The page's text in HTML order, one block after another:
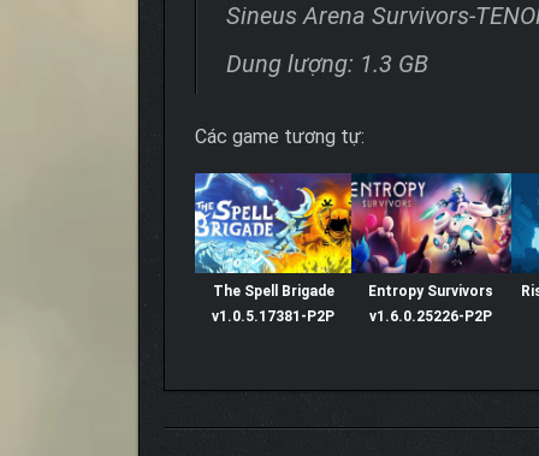
Sineus Arena Survivors-
Dung lượng: 1.3 GB
Các game tương tự:
The Spell Brigade
v1.0.5.17381-P2P
Entropy Survivors
v1.6.0.25226-P2P